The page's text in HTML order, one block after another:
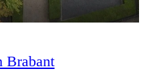
Brabant